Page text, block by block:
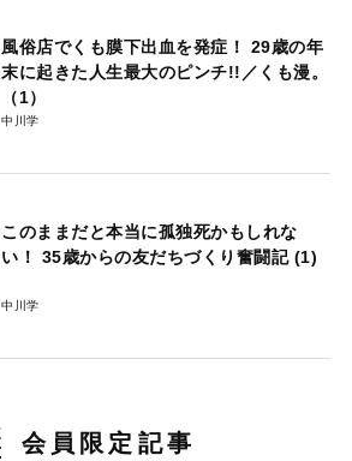
風俗店でくも膜下出血を発症！ 29歳の年
末に起きた人生最大のピンチ!!／くも漫。
（1）
中川学
このままだと本当に孤独死かもしれな
い！ 35歳からの友だちづくり奮闘記 (1)
中川学
会員限定記事